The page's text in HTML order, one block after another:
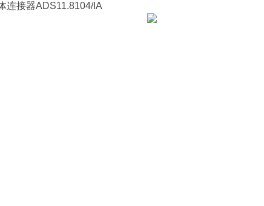
接器ADS11.8104/IA